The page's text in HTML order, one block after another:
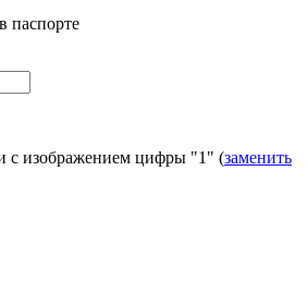
паспорте
с изображением цифры "1" (заменить